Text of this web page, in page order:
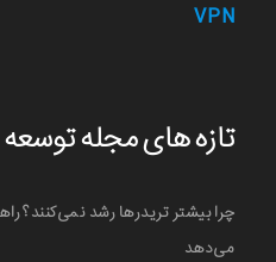
VPN
تازه های مجله توسعه
می‌دهد